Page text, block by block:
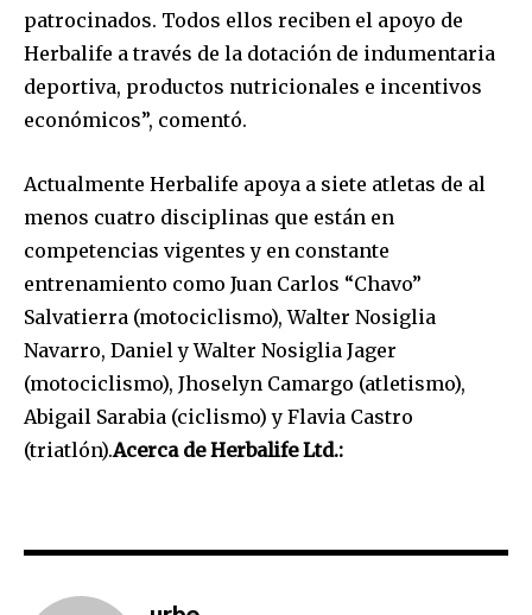
Join our community of
SUBSCRIBERS and be part of the
conversation.
To subscribe, simply enter your email address on our website
your privacy and won't spam your inbox. Your information is
safe with us.
patrocinados. Todos ellos reciben el apoyo de
Herbalife a través de la dotación de indumentaria
deportiva, productos nutricionales e incentivos
económicos”, comentó.
Actualmente Herbalife apoya a siete atletas de al
menos cuatro disciplinas que están en
competencias vigentes y en constante
entrenamiento como Juan Carlos “Chavo”
Salvatierra (motociclismo), Walter Nosiglia
Navarro, Daniel y Walter Nosiglia Jager
(motociclismo), Jhoselyn Camargo (atletismo),
Abigail Sarabia (ciclismo) y Flavia Castro
(triatlón).Acerca de Herbalife Ltd.: